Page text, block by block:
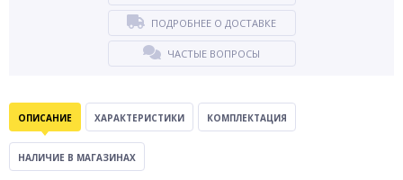
ПОДРОБНЕЕ О ДОСТАВКЕ
ЧАСТЫЕ ВОПРОСЫ
ОПИСАНИЕ ХАРАКТЕРИСТИКИ КОМПЛЕКТАЦИЯ
НАЛИЧИЕ В МАГАЗИНАХ